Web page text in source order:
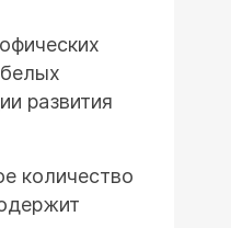
развития
количество